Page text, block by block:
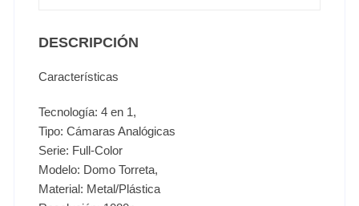
DESCRIPCIÓN
Características
Tecnología: 4 en 1,
Tipo: Cámaras Analógicas
Serie: Full-Color
Modelo: Domo Torreta,
Material: Metal/Plástica